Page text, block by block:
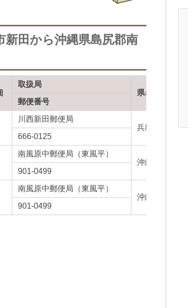
新田から沖縄県島尻郡南
取扱局
県名等
郵便番号
川西新田郵便局
兵庫県
666-0125
南風原中郵便局（東風平）
沖縄県
901-0499
南風原中郵便局（東風平）
沖縄県
901-0499